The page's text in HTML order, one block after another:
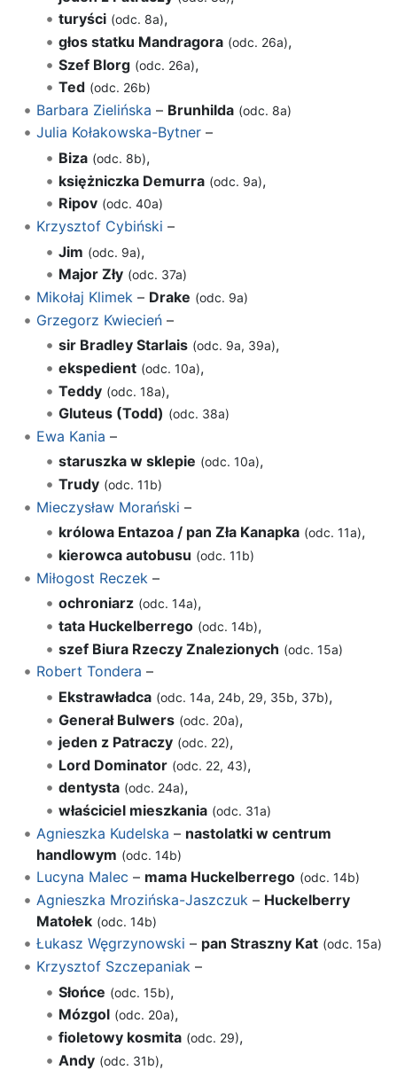
turyści (odc. 8a),
głos statku Mandragora (odc. 26a),
Szef Blorg (odc. 26a),
Ted (odc. 26b)
Barbara Zielińska – Brunhilda (odc. 8a)
Julia Kołakowska-Bytner–
Biza (odc. 8b),
księżniczka Demurra (odc. 9a),
Ripov (odc. 40a)
Krzysztof Cybiński –
Jim (odc. 9a),
Major Zły (odc. 37a)
Mikołaj Klimek – Drake (odc. 9a)
Grzegorz Kwiecień–
sir Bradley Starlais (odc. 9a, 39a),
ekspedient (odc. 10a),
Teddy (odc. 18a),
Gluteus (Todd) (odc. 38a)
Ewa Kania –
staruszka w sklepie (odc. 10a),
Trudy (odc. 11b)
Mieczysław Morański –
królowa Entazoa / pan Zła Kanapka (odc. 11a),
kierowca autobusu (odc. 11b)
Miłogost Reczek –
ochroniarz (odc. 14a),
tata Huckelberrego (odc. 14b),
szef Biura Rzeczy Znalezionych (odc. 15a)
Robert Tondera –
Ekstrawładca (odc. 14a, 24b, 29, 35b, 37b),
Generał Bulwers (odc. 20a),
jeden z Patraczy (odc. 22),
Lord Dominator (odc. 22, 43),
dentysta (odc. 24a),
właściciel mieszkania (odc. 31a)
Agnieszka Kudelska – nastolatki w centrum
handlowym (odc. 14b)
Lucyna Malec – mama Huckelberrego (odc. 14b)
Agnieszka Mrozińska-Jaszczuk – Huckelberry
Matołek (odc. 14b)
Łukasz Węgrzynowski – pan Straszny Kat (odc. 15a)
Krzysztof Szczepaniak –
Słońce (odc. 15b),
Mózgol (odc. 20a),
fioletowy kosmita (odc. 29),
Andy (odc. 31b),